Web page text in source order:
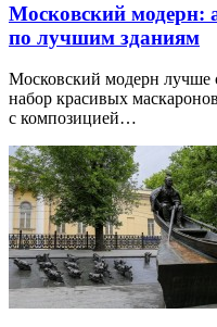
Московский модерн:
по лучшим зданиям
Московский модерн лучше
набор красивых
с композицией…